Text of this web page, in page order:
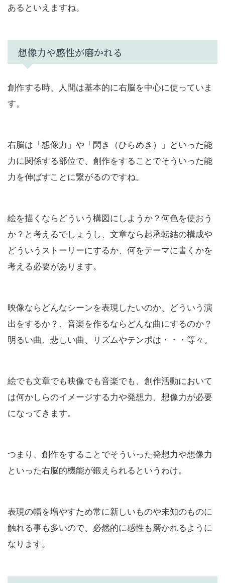
あるといえますね。
想像力や感性が磨かれる
創作する時、人間は基本的に右脳を中心に使っていま
す。
右脳は「想像力」や「閃き（ひらめき）」といった能
力に関係する部位で、創作をすることでそういった能
力を伸ばすことに繋がるのですね。
絵を描くならどういう構図にしようか？何色を使おう
か？と考えるでしょうし、文章なら起承転結の構成や
どういうストーリーにするか、何をテーマに書くかを
考える必要があります。
映像ならどんなシーンを表現したいのか、どういう演
出をするか？、音楽を作るならどんな曲にするのか？
明るい曲、悲しい曲、リズムやテンポは・・・等々。
絵でも文章でも映像でも音楽でも、創作活動において
は何かしらのイメージする力や発想力、想像力が必要
になってきます。
つまり、創作をすることでそういった発想力や想像力
といった右脳的機能が鍛えられるというわけ。
表現の幅を増やすため常に新しいものや未知のものに
触れる事も多いので、必然的に感性も磨かれるように
なります。